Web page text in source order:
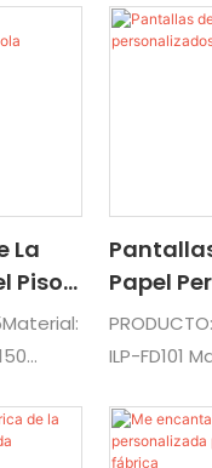
La
Piso
para
para:
Papel
ILP-FD101